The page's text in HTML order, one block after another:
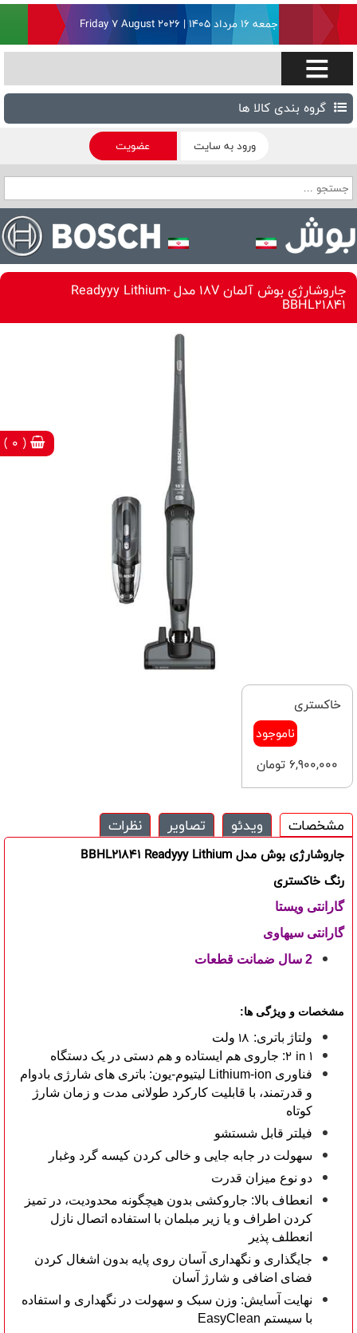
( 0 )
جمعه ۱۶ مرداد ۱۴۰۵ | Friday 7 August 2026
گروه بندی کالا ها
ورود به سایت عضویت
جاروشارژی بوش آلمان 18V مدل Readyyy Lithium-
BBHL21841
خاکستری
ناموجود
6,900,000 تومان
مشخصات ویدئو تصاویر نظرات
جاروشارژی بوش مدلReadyyy Lithium
BBHL21841
رنگ خاکستری
گارانتی ویستا
گارانتی سیهاوی
2 سال ضمانت قطعات
مشخصات و ویژگی ها:
ولتاژ باتری: 18 ولت
2 in 1: جاروی هم ایستاده و هم دستی در یک دستگاه
فناوری Lithium-ion لیتیوم-یون: باتری های شارژی بادوام
و قدرتمند، با قابلیت کارکرد طولانی مدت و زمان شارژ
کوتاه
فیلتر قابل شستشو
سهولت در جابه جایی و خالی کردن کیسه گرد وغبار
دو نوع میزان قدرت
انعطاف بالا: جاروکشی بدون هیچگونه محدودیت، در تمیز
کردن اطراف و یا زیر مبلمان با استفاده اتصال نازل
انعطلف پذیر
جایگذاری و نگهداری آسان روی پایه بدون اشغال کردن
فضای اضافی و شارژ آسان
نهایت آسایش: وزن سبک و سهولت در نگهداری و استفاده
با سیستم EasyClean